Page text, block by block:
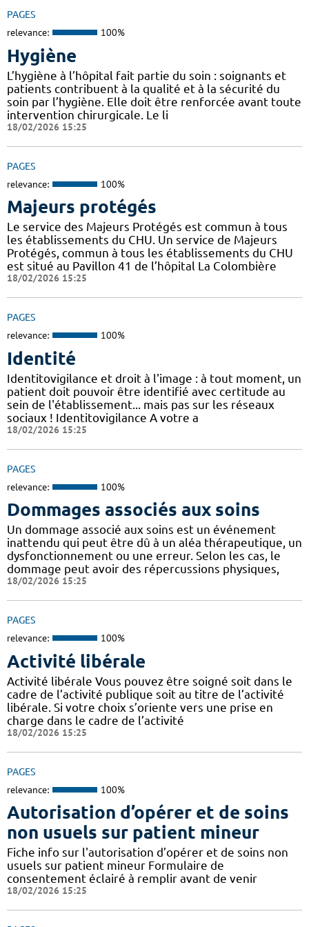
PAGES
relevance: 100%
Hygiène
L’hygiène à l’hôpital fait partie du soin : soignants et
patients contribuent à la qualité et à la sécurité du
soin par l’hygiène. Elle doit être renforcée avant toute
intervention chirurgicale. Le li
18/02/2026 15:25
PAGES
relevance: 100%
Majeurs protégés
Le service des Majeurs Protégés est commun à tous
les établissements du CHU. Un service de Majeurs
Protégés, commun à tous les établissements du CHU
est situé au Pavillon 41 de l’hôpital La Colombière
18/02/2026 15:25
PAGES
relevance: 100%
Identité
Identitovigilance et droit à l'image : à tout moment, un
patient doit pouvoir être identifié avec certitude au
sein de l'établissement... mais pas sur les réseaux
sociaux ! Identitovigilance A votre a
18/02/2026 15:25
PAGES
relevance: 100%
Dommages associés aux soins
Un dommage associé aux soins est un événement
inattendu qui peut être dû à un aléa thérapeutique, un
dysfonctionnement ou une erreur. Selon les cas, le
dommage peut avoir des répercussions physiques,
18/02/2026 15:25
PAGES
relevance: 100%
Activité libérale
Activité libérale Vous pouvez être soigné soit dans le
cadre de l’activité publique soit au titre de l’activité
libérale. Si votre choix s’oriente vers une prise en
charge dans le cadre de l’activité
18/02/2026 15:25
PAGES
relevance: 100%
Autorisation d’opérer et de soins
non usuels sur patient mineur
Fiche info sur l'autorisation d’opérer et de soins non
usuels sur patient mineur Formulaire de
consentement éclairé à remplir avant de venir
18/02/2026 15:25